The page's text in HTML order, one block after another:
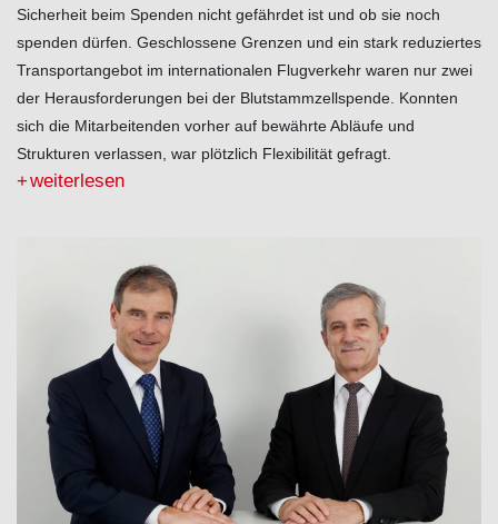
Sicherheit beim Spenden nicht gefährdet ist und ob sie noch
spenden dürfen. Geschlossene Grenzen und ein stark reduziertes
Transportangebot im internationalen Flugverkehr waren nur zwei
der Herausforderungen bei der Blutstammzellspende. Konnten
sich die Mitarbeitenden vorher auf bewährte Abläufe und
Strukturen verlassen, war plötzlich Flexibilität gefragt.
weiterlesen